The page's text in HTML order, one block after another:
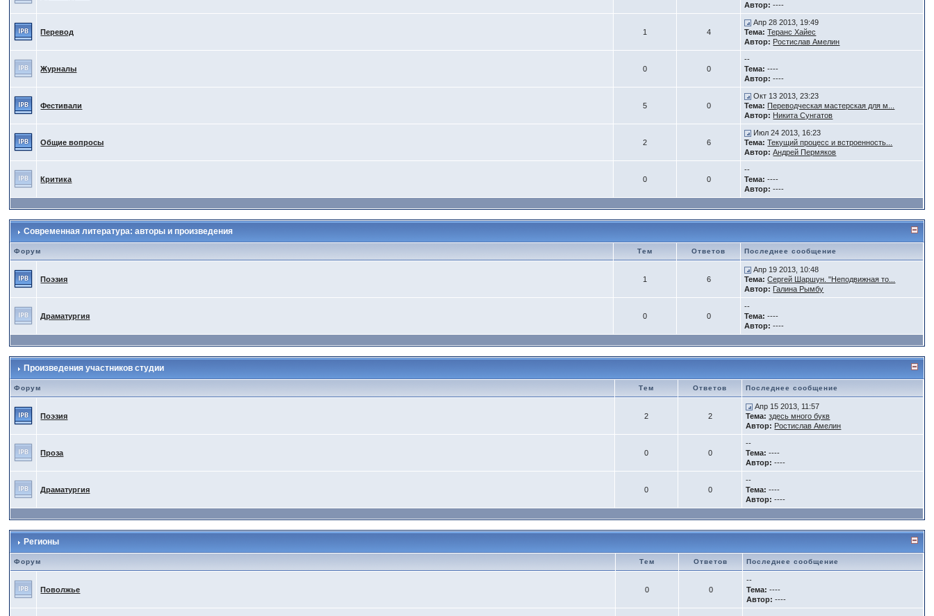
Автор: ----
Перевод 1 4
Апр 28 2013, 19:49
Тема: Теранс Хайес
Автор: Ростислав Амелин
Журналы 0 0
--
Тема: ----
Автор: ----
Фестивали 5 0
Окт 13 2013, 23:23
Тема: Переводческая мастерская для м...
Автор: Никита Сунгатов
Общие вопросы 2 6
Июл 24 2013, 16:23
Тема: Текущий процесс и встроенность...
Автор: Андрей Пермяков
Критика 0 0
--
Тема: ----
Автор: ----
Современная литература: авторы и произведения
Форум Тем Ответов Последнее сообщение
Поэзия 1 6
Апр 19 2013, 10:48
Тема: Сергей Шаршун. "Неподвижная то...
Автор: Галина Рымбу
Драматургия 0 0
--
Тема: ----
Автор: ----
Произведения участников студии
Форум Тем Ответов Последнее сообщение
Поэзия 2 2
Апр 15 2013, 11:57
Тема: здесь много букв
Автор: Ростислав Амелин
Проза 0 0
--
Тема: ----
Автор: ----
Драматургия 0 0
--
Тема: ----
Автор: ----
Регионы
Форум Тем Ответов Последнее сообщение
Поволжье 0 0
--
Тема: ----
Автор: ----